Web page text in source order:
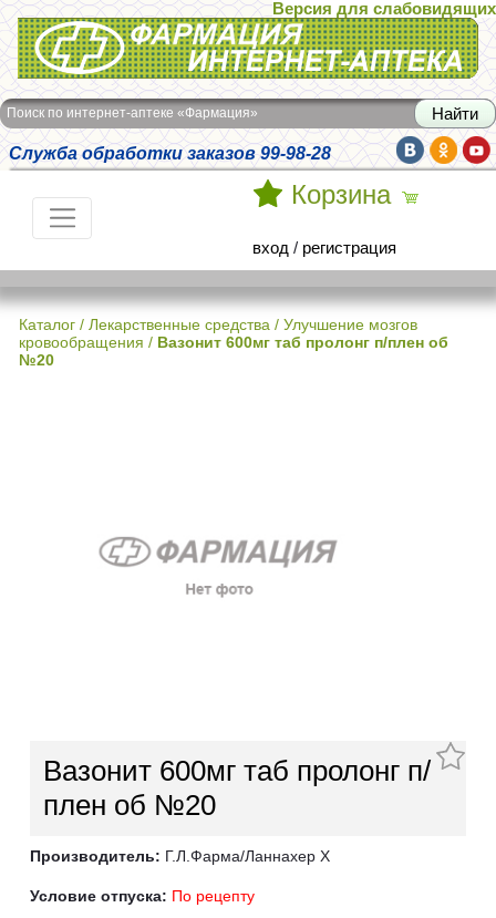
Интернет-аптека Фармация
Версия для слабовидящих
Поиск по интернет-аптеке «Фармация»
Служба обработки заказов 99-98-28
Корзина
вход / регистрация
Каталог / Лекарственные средства / Улучшение мозгов
кровообращения / Вазонит 600мг таб пролонг п/плен об
№20
Вазонит 600мг таб пролонг п/
плен об №20
Производитель: Г.Л.Фарма/Ланнахер Х
Условие отпуска: По рецепту